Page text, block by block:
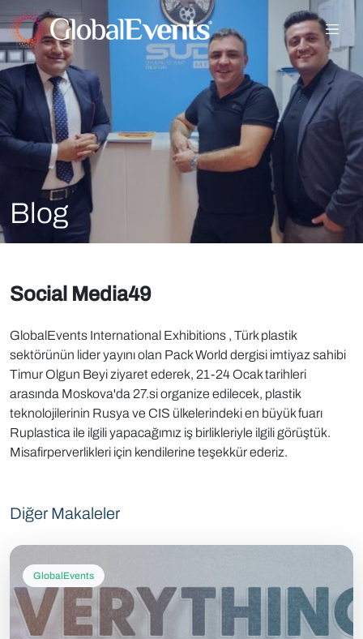
Blog
Social Media49
GlobalEvents International Exhibitions , Türk plastik
sektörünün lider yayını olan Pack World dergisi imtiyaz sahibi
Timur Olgun Beyi ziyaret ederek, 21-24 Ocak tarihleri
arasında Moskova'da 27.si organize edilecek, plastik
teknolojilerinin Rusya ve CIS ülkelerindeki en büyük fuarı
Ruplastica ile ilgili yapacağımız iş birlikleriyle ilgili görüştük.
Misafirperverlikleri için kendilerine teşekkür ederiz.
Diğer Makaleler
GlobalEvents